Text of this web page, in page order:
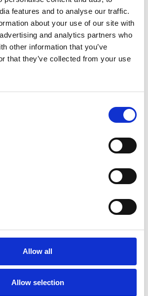
features and to analyse our traffic.
about your use of our site with
and analytics partners who
other information that you’ve
that they’ve collected from your use
Allow all
Allow selection
Calabretta, Antonella Crocicchia
E BURATTINI